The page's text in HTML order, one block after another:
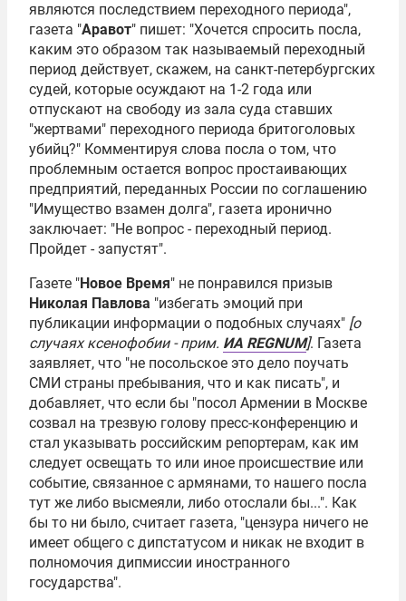
являются последствием переходного периода",
газета "Аравот" пишет: "Хочется спросить посла,
каким это образом так называемый переходный
период действует, скажем, на санкт-петербургских
судей, которые осуждают на 1-2 года или
отпускают на свободу из зала суда ставших
"жертвами" переходного периода бритоголовых
убийц?" Комментируя слова посла о том, что
проблемным остается вопрос простаивающих
предприятий, переданных России по соглашению
"Имущество взамен долга", газета иронично
заключает: "Не вопрос - переходный период.
Пройдет - запустят".
Газете "Новое Время" не понравился призыв
Николая Павлова "избегать эмоций при
публикации информации о подобных случаях" [о
случаях ксенофобии - прим. ИА REGNUM]. Газета
заявляет, что "не посольское это дело поучать
СМИ страны пребывания, что и как писать", и
добавляет, что если бы "посол Армении в Москве
созвал на трезвую голову пресс-конференцию и
стал указывать российским репортерам, как им
следует освещать то или иное происшествие или
событие, связанное с армянами, то нашего посла
тут же либо высмеяли, либо отослали бы...". Как
бы то ни было, считает газета, "цензура ничего не
имеет общего с дипстатусом и никак не входит в
полномочия дипмиссии иностранного
государства".